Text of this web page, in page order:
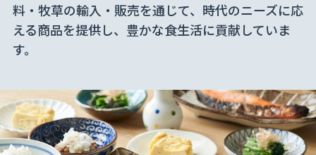
料・牧草の輸入・販売を通じて、時代のニーズに応
える商品を提供し、豊かな食生活に貢献していま
す。